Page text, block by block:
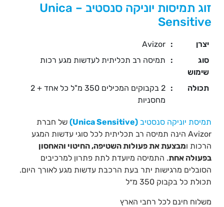
זוג תמיסות יוניקה סנסטיב – Unica
Sensitive
יצרן :
Avizor
סוג
שימוש
: תמיסה רב תכליתית לעדשות מגע רכות
תכולה :
2 בקבוקים המכילים 350 מ"ל כל אחד + 2
מחסניות
תמיסת יוניקה סנסטיב (
Unica Sensitive) של חברת
Avizor הינה תמיסה רב תכליתית לכל סוגי עדשות המגע
הרכות ומבצעת את פעולות השטיפה, החיטוי והאחסון
בפעולה אחת. התמיסה מיועדת לתת פתרון למרכיבים
הסובלים מרגישות יתר בעת הרכבת עדשות מגע לאורך היום.
תכולת כל בקבוק 350 מ״ל
משלוח חינם לכל רחבי הארץ